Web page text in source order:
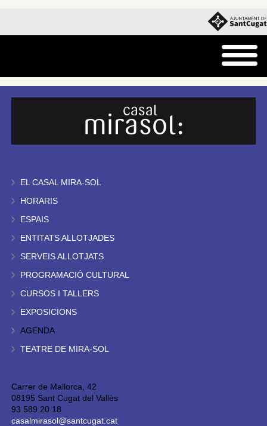
EL CASAL MIRA-SOL
HORARIS
ESPAIS
ENTITATS ALLOTJADES
SERVEIS ALLOTJATS
PROGRAMACIÓ CULTURAL
CURSOS I TALLERS
EXPOSICIONS
AGENDA
TEATRE DE MIRA-SOL
Carrer de Mallorca, 42
08195 Sant Cugat del Vallès
93 589 20 18
casalmirasol@santcugat.cat